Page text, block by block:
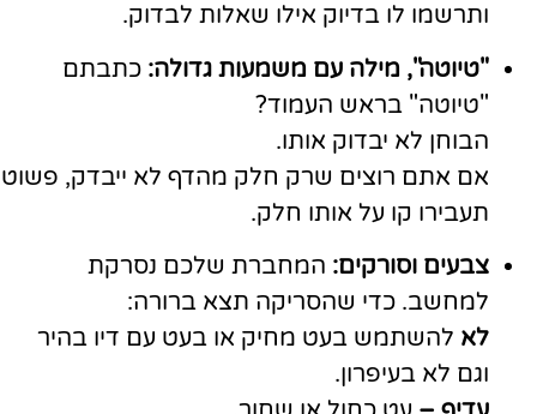
ותרשמו לו בדיוק אילו שאלות לבדוק.
"טיוטה", מילה עם משמעות גדולה: כתבתם
"טיוטה" בראש העמוד?
הבוחן לא יבדוק אותו.
אם אתם רוצים שרק חלק מהדף לא ייבדק, פשוט
תעבירו קו על אותו חלק.
צבעים וסורקים: המחברת שלכם נסרקת
למחשב. כדי שהסריקה תצא ברורה:
לא להשתמש בעט מחיק או בעט עם דיו בהיר
וגם לא בעיפרון.